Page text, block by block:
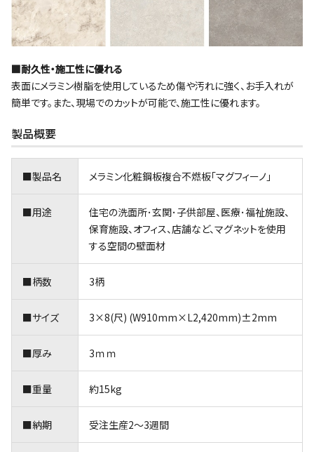
■耐久性・施工性に優れる
表面にメラミン樹脂を使用しているため傷や汚れに強く、お手入れが
簡単です。また、現場でのカットが可能で、施工性に優れます。
製品概要
■製品名 メラミン化粧鋼板複合不燃板｢マグフィーノ｣
■用途
住宅の洗面所･玄関･子供部屋、医療･福祉施設、
保育施設、オフィス、店舗など、マグネットを使用
する空間の壁面材
■柄数 3柄
■サイズ 3×8(尺) (W910mm×L2,420mm)±2mm
■厚み 3ｍｍ
■重量 約15kg
■納期 受注生産2～3週間